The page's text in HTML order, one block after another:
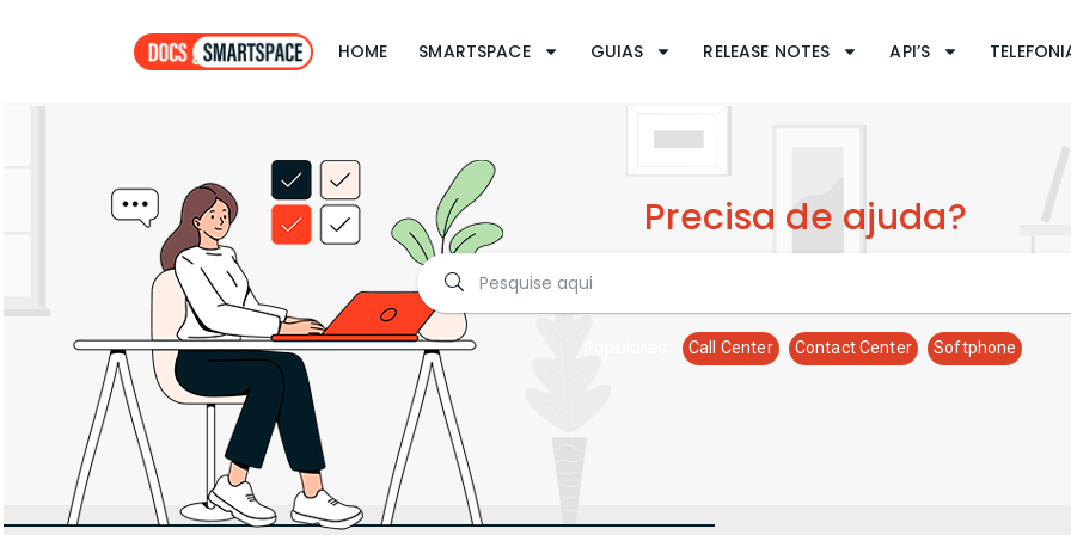
HOME SMARTSPACE GUIAS RELEASE NOTES API’S
Precisa de ajuda?
Call Center Contact Center Softphone